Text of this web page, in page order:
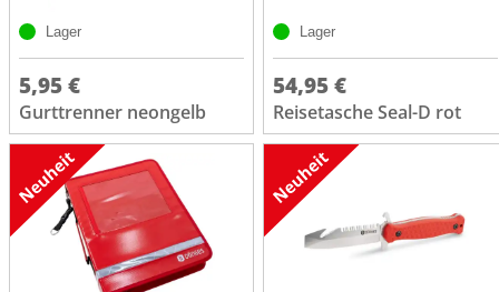
Lager
5,95 €
Gurttrenner neongelb
Lager
54,95 €
Reisetasche Seal-D rot